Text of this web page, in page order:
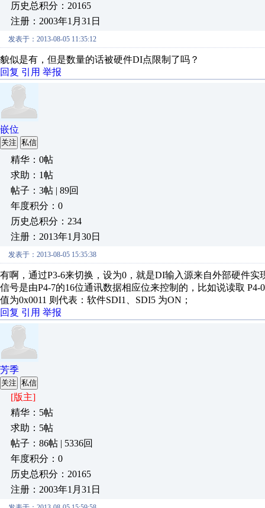
历史总积分：20165
注册：2003年1月31日
发表于：2013-08-05 11:35:12
貌似是有，但是数量的话被硬件DI点限制了吗？
回复 引用 举报
嵌位
关注 私信
精华：0帖
求助：1帖
帖子：3帖 | 89回
年度积分：0
历史总积分：234
注册：2013年1月30日
发表于：2013-08-05 15:35:38
有啊，通过P3-6来切换，设为0，就是DI输入源来自外部硬件
信号是由P4-7的16位通讯数据相应位来控制的，比如说读取
值为0x0011 则代表：软件SDI1、SDI5 为ON；
回复 引用 举报
芳季
关注 私信
[版主]
精华：5帖
求助：5帖
帖子：86帖 | 5336回
年度积分：0
历史总积分：20165
注册：2003年1月31日